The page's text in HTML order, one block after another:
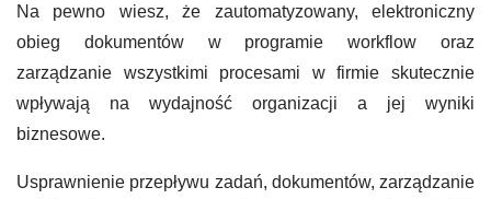
Na pewno wiesz, że zautomatyzowany, elektroniczny
obieg dokumentów w programie workflow oraz
zarządzanie wszystkimi procesami w firmie skutecznie
wpływają​ na wydajność organizacji a jej wyniki
biznesowe.
Usprawnienie przepływu zadań, dokumentów, zarządzanie